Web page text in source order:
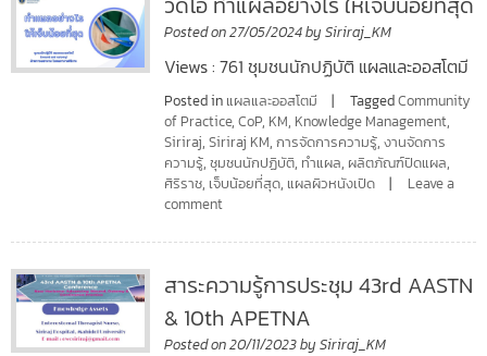
Posted on27/05/2024bySiriraj_KM
Views : 761 ชุมชนนักปฏิบัติ แผลและออสโตมี
Posted in แผลและออสโตมี TaggedCommunity
of Practice,CoP, KM, Knowledge Management,
Siriraj,Siriraj KM,การจัดการความรู้,งานจัดการ
ความรู้,ชุมชนนักปฏิบัติ, ทำแผล, ผลิตภัณฑ์ปิดแผล,
ศิริราช, เจ็บน้อยที่สุด, แผลผิวหนังเปิด
Leave a
comment
สาระความรู้การประชุม 43rd AASTN
& 10th APETNA
Posted on20/11/2023bySiriraj_KM